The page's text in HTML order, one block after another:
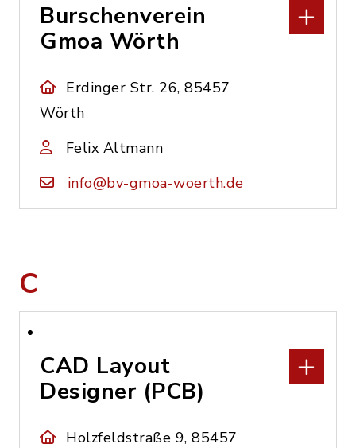
Burschenverein
Gmoa Wörth
Erdinger Str. 26, 85457
Wörth
Felix Altmann
info@bv-gmoa-woerth.de
C
CAD Layout
Designer (PCB)
Holzfeldstraße 9, 85457